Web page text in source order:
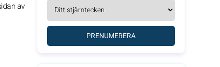
av
PRENUMERERA